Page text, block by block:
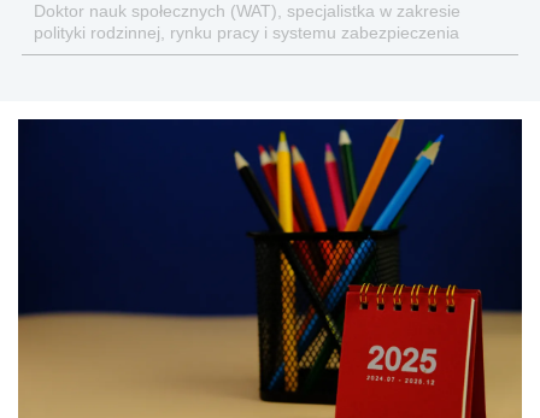
Doktor nauk społecznych (WAT), specjalistka w zakresie
polityki rodzinnej, rynku pracy i systemu zabezpieczenia
społecznego.